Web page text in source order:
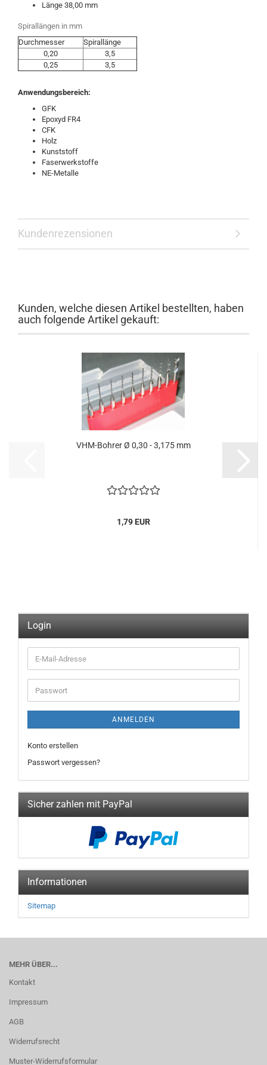
Länge 38,00 mm
Spirallängen in mm
Durchmesser
Spirallänge
0,20
3,5
0,25
3,5
Anwendungsbereich:
GFK
Epoxyd FR4
CFK
Holz
Kunststoff
Faserwerkstoffe
NE-Metalle
Kundenrezensionen
Kunden, welche diesen Artikel bestellten, haben
auch folgende Artikel gekauft:
VHM-Bohrer Ø 0,30 - 3,175 mm
1,79 EUR
Login
E-
Mail-
Adresse
Passwort
ANMELDEN
Konto erstellen
Passwort vergessen?
Sicher zahlen mit PayPal
Informationen
Sitemap
MEHR ÜBER...
Kontakt
Impressum
AGB
Widerrufsrecht
Muster-Widerrufsformular